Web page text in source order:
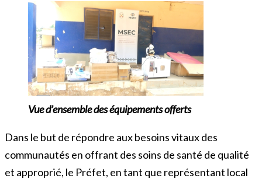
Vue d’ensemble des équipements offerts
Dans le but de répondre aux besoins vitaux des
communautés en offrant des soins de santé de qualité
et approprié, le Préfet, en tant que représentant local